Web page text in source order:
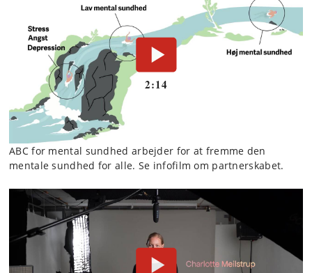
ABC for mental sundhed arbejder for at fremme den
mentale sundhed for alle. Se infofilm om partnerskabet.